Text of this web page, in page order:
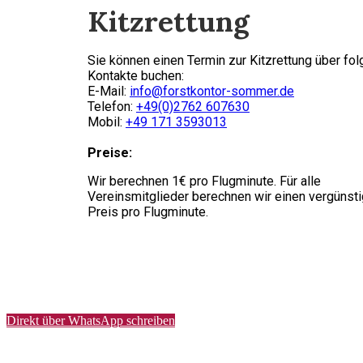
Kitzrettung
Sie können einen Termin zur Kitzrettung über
Kontakte buchen:
E-Mail: info@forstkontor-sommer.de
Telefon: +49(0)2762 607630
Mobil: +49 171 3593013
Preise:
Wir berechnen 1€ pro Flugminute. Für alle
Vereinsmitglieder berechnen wir einen
Preis pro Flugminute.
Direkt über WhatsApp schreiben